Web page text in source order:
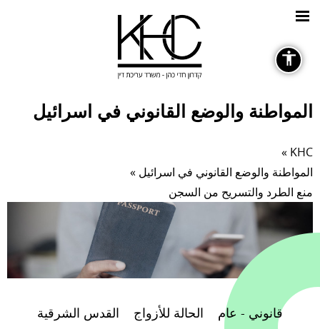
General
Fonts
remove_circle_outline
Decrease font
Color Contrast
المواطنة والوضع القانوني في اسرائيل
KHC
»
المواطنة والوضع القانوني في اسرائيل »
منع الطرد والتسريح من السجن
قانوني - عام الحالة للأزواج
القدس الشرقية